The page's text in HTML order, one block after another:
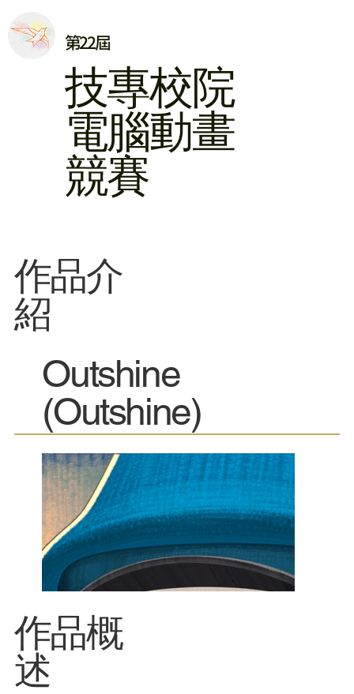
第22屆
​技專校院
電腦動畫
競賽
​作品介
紹
Outshine
(Outshine)
​作品概
述